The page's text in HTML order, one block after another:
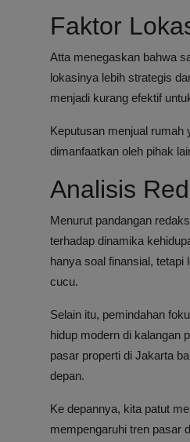
Faktor
Atta menegaskan bahwa
lokasinya lebih strategis
menjadi kurang efektif
Keputusan menjual rumah
dimanfaatkan oleh pihak
Analisis
Menurut pandangan
terhadap dinamika
hanya soal finansial, tetapi
cucu.
Selain itu, pemindahan
hidup modern di kalangan
pasar properti di Jakarta
depan.
Ke depannya, kita patut
mempengaruhi tren pasar